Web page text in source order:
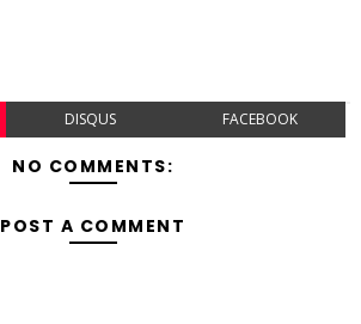
DISQUS FACEBOOK
NO COMMENTS:
POST A COMMENT